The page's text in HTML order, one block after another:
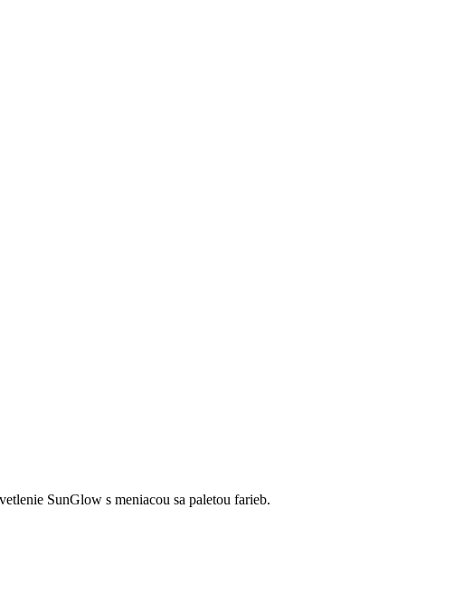
SunGlow s meniacou sa paletou farieb.